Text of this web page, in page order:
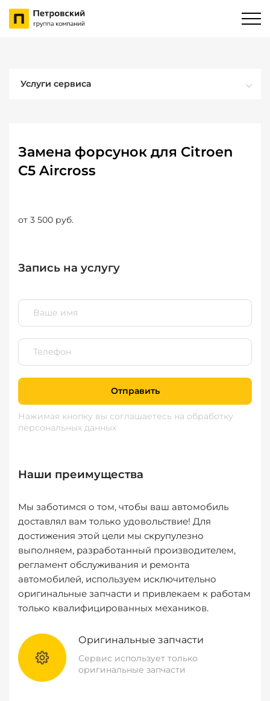
Услуги сервиса
Замена форсунок для Citroen
C5 Aircross
от 3 500 руб.
Запись на услугу
Отправить
Нажимая кнопку вы соглашаетесь на обработку
персональных данных
Наши преимущества
Мы заботимся о том, чтобы ваш автомобиль
доставлял вам только удовольствие! Для
достижения этой цели мы скрупулезно
выполняем, разработанный производителем,
регламент обслуживания и ремонта
автомобилей, используем исключительно
оригинальные запчасти и привлекаем к работам
только квалифицированных механиков.
Оригинальные запчасти
Сервис использует только
оригинальные запчасти